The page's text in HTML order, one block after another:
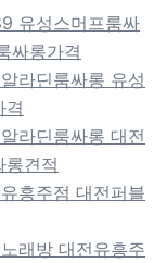
유성스머프룸싸
싸롱가격
라딘룸싸롱 유성
격
라딘룸싸롱 대전
롱견적
흥주점 대전퍼블
래방 대전유흥주